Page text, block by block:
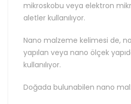
mikroskobu veya elektron
aletler kullanılıyor.
Nano malzeme kelimesi de,
yapılan veya nano ölçek
kullanılıyor.
Doğada bulunabilen nano